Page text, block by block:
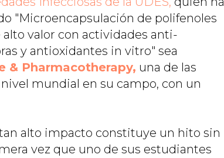
"Microencapsulación de polifenoles
valor con actividades anti-
y antioxidantes in vitro" sea
& Pharmacotherapy, una de las
mundial en su campo, con un
alto impacto constituye un hito sin
vez que uno de sus estudiantes